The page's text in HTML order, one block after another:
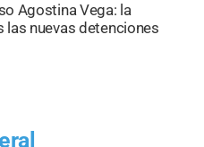
Agostina Vega: la
las nuevas detenciones